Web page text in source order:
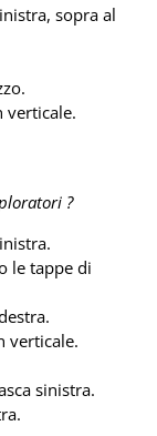
sopra al
verticale.
?
le tappe di
verticale.
sinistra.